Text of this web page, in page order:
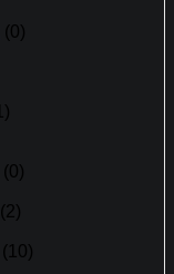
(0)
(0)
(2)
(10)